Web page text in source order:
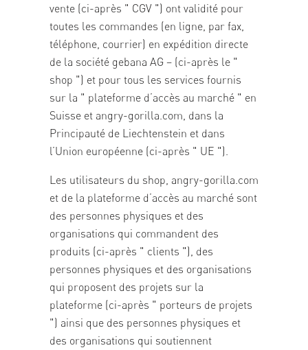
vente (ci-après " CGV ") ont validité pour
toutes les commandes (en ligne, par fax,
téléphone, courrier) en expédition directe
de la société gebana AG – (ci-après le "
shop ") et pour tous les services fournis
sur la " plateforme d’accès au marché " en
Suisse et angry-gorilla.com, dans la
Principauté de Liechtenstein et dans
l’Union européenne (ci-après " UE ").
Les utilisateurs du shop, angry-gorilla.com
et de la plateforme d’accès au marché sont
des personnes physiques et des
organisations qui commandent des
produits (ci-après " clients "), des
personnes physiques et des organisations
qui proposent des projets sur la
plateforme (ci-après " porteurs de projets
") ainsi que des personnes physiques et
des organisations qui soutiennent